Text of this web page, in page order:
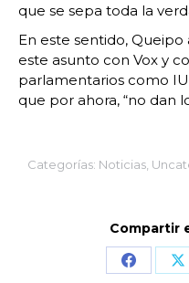
que se sepa toda la
En este sentido,
este asunto con Vox y
parlamentarios como
que por ahora, “no dan
Categorías: Noticias
Compartir
Share